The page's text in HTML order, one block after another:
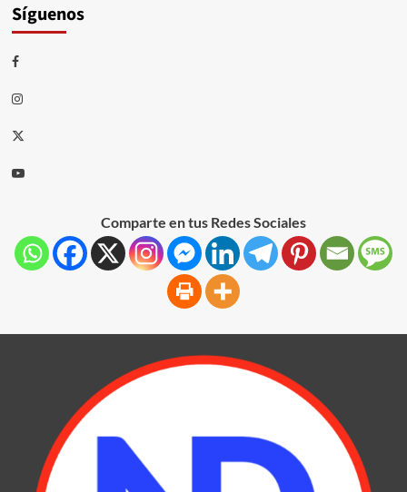
Síguenos
Comparte en tus Redes Sociales